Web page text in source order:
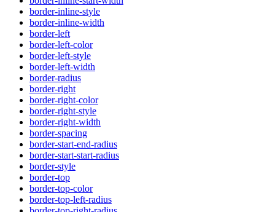
border-inline-style
border-inline-width
border-left
border-left-color
border-left-style
border-left-width
border-radius
border-right
border-right-color
border-right-style
border-right-width
border-spacing
border-start-end-radius
border-start-start-radius
border-style
border-top
border-top-color
border-top-left-radius